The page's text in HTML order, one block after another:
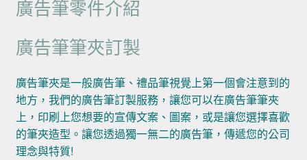
廣告筆零件介紹
廣告筆筆夾訂製
廣告筆夾是一般廣告筆、禮品筆視覺上第一個會注意到的
地方，我們的廣告筆訂製服務，讓您可以在廣告筆筆夾
上，印刷上您想要的宣傳文案、圖案，或是讓您選擇喜歡
的筆夾造型。讓您透過獨一無二的廣告筆，傳遞您的公司
理念與特質!